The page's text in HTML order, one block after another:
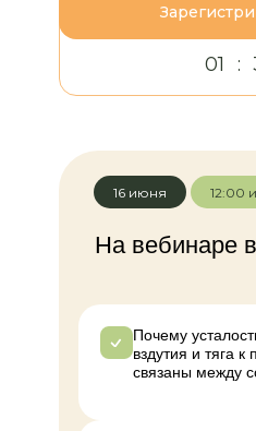
01 :
Почему
вздутия и тяга к
связаны между
На вебинаре
12:00
16 июня